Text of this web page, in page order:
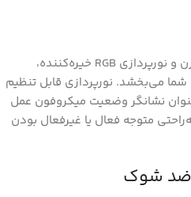
HyperX QuadCast 2 با طراحی مدرن و نورپردازی RGB خیره‌کننده،
شما می‌بخشد. نورپردازی قابل تنظیم
نشانگر وضعیت میکروفون عمل
متوجه فعال یا غیرفعال بودن
ضد شوک